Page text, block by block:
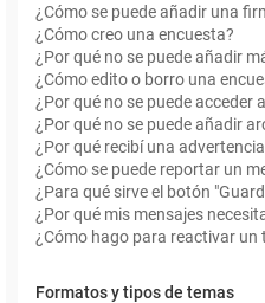
¿Cómo se puede añadir una
¿Cómo creo una encuesta?
¿Por qué no se puede añadir
¿Cómo edito o borro una
¿Por qué no se puede acceder
¿Por qué no se puede añadir
¿Por qué recibí una
¿Cómo se puede reportar un
¿Para qué sirve el botón
¿Por qué mis mensajes
¿Cómo hago para reactivar un
Formatos y tipos de temas